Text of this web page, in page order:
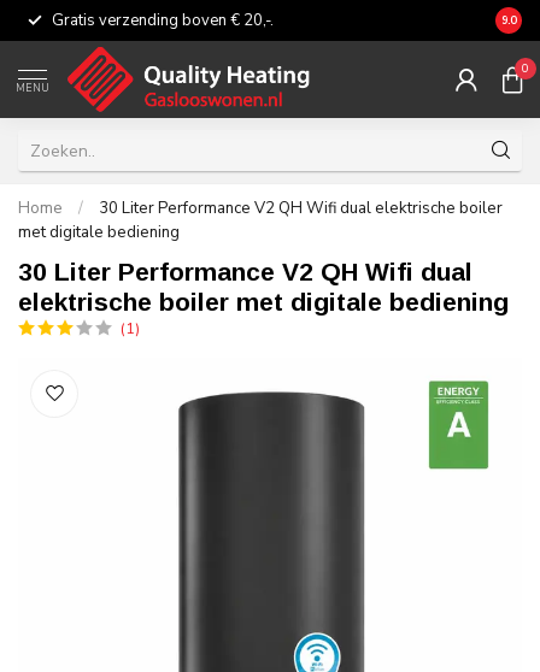
Gratis verzending boven € 20,-. 9.0
MENU
0
Home /
30 Liter Performance V2 QH Wifi dual elektrische boiler
met digitale bediening
30 Liter Performance V2 QH Wifi dual
elektrische boiler met digitale bediening
(1)